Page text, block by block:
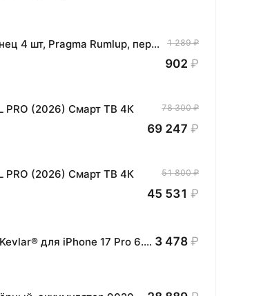
Комплект хлопковых кухонных полотенец 4 шт, Pragma Rumlup, переменчивый белый 1 289 ₽
902 ₽
PRO (2026) Смарт ТВ 4К 78 300 ₽
69 247 ₽
PRO (2026) Смарт ТВ 4К 51 800 ₽
45 531 ₽
Чехол Benks ArmorGrid Case built with Kevlar® для iPhone 17 Pro 6.3", цвет синий Blue 3 478 ₽